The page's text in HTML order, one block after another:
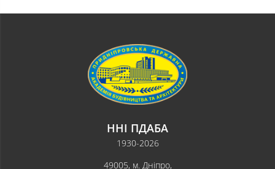
ННІ ПДАБА
1930-2026
49005, м. Дніпро,